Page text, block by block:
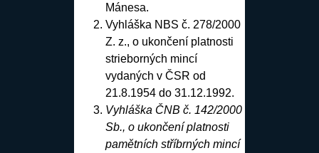
Mánesa.
Vyhláška NBS č. 278/2000
Z. z., o ukončení platnosti
strieborných mincí
vydaných v ČSR od
21.8.1954 do 31.12.1992.
Vyhláška ČNB č. 142/2000
Sb., o ukončení platnosti
pamětních stříbrných mincí